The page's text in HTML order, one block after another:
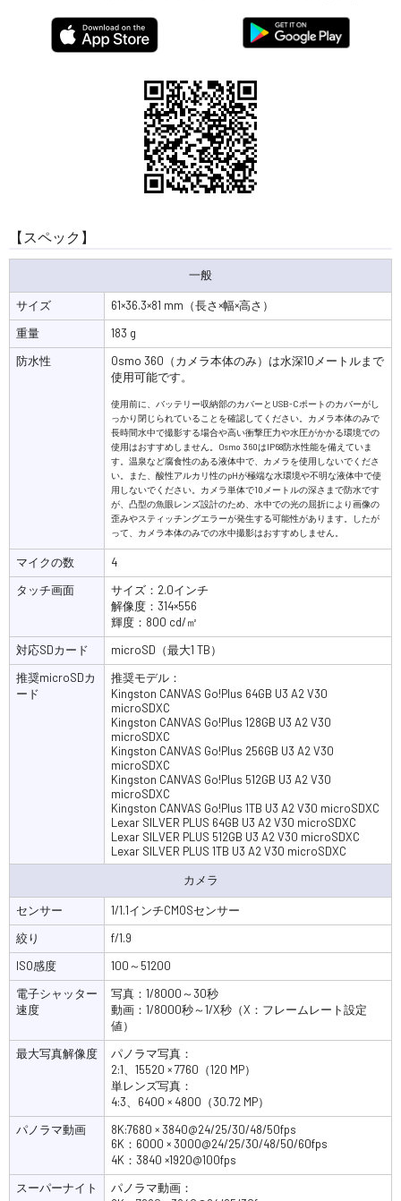
【スペック】
一般
サイズ
61×36.3×81 mm（長さ×幅×高さ）
重量
183 g
防水性
Osmo 360（カメラ本体のみ）は水深10メートルまで
使用可能です。
使用前に、バッテリー収納部のカバーとUSB-Cポートのカバーがし
っかり閉じられていることを確認してください。カメラ本体のみで
長時間水中で撮影する場合や高い衝撃圧力や水圧がかかる環境での
使用はおすすめしません。Osmo 360はIP68防水性能を備えていま
す。温泉など腐食性のある液体中で、カメラを使用しないでくださ
い。また、酸性アルカリ性のpHが極端な水環境や不明な液体中で使
用しないでください。カメラ単体で10メートルの深さまで防水です
が、凸型の魚眼レンズ設計のため、水中での光の屈折により画像の
歪みやスティッチングエラーが発生する可能性があります。したが
って、カメラ本体のみでの水中撮影はおすすめしません。
マイクの数
4
タッチ画面
サイズ：2.0インチ
解像度：314×556
輝度：800 cd/㎡
対応SDカード
microSD（最大1 TB）
推奨microSDカ
ード
推奨モデル：
Kingston CANVAS Go!Plus 64GB U3 A2 V30
microSDXC
Kingston CANVAS Go!Plus 128GB U3 A2 V30
microSDXC
Kingston CANVAS Go!Plus 256GB U3 A2 V30
microSDXC
Kingston CANVAS Go!Plus 512GB U3 A2 V30
microSDXC
Kingston CANVAS Go!Plus 1TB U3 A2 V30 microSDXC
Lexar SILVER PLUS 64GB U3 A2 V30 microSDXC
Lexar SILVER PLUS 512GB U3 A2 V30 microSDXC
Lexar SILVER PLUS 1TB U3 A2 V30 microSDXC
カメラ
センサー
1/1.1インチCMOSセンサー
絞り
f/1.9
ISO感度
100～51200
電子シャッター
速度
写真：1/8000～30秒
動画：1/8000秒～1/X秒（X：フレームレート設定
値）
最大写真解像度
パノラマ写真：
2:1、15520 × 7760（120 MP）
単レンズ写真：
4:3、6400 × 4800（30.72 MP）
パノラマ動画
8K:7680 × 3840@24/25/30/48/50fps
6K：6000 × 3000@24/25/30/48/50/60fps
4K：3840 ×1920@100fps
スーパーナイト
パノラマ動画：